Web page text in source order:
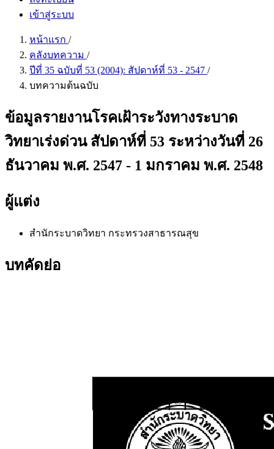
เข้าสู่ระบบ
หน้าแรก /
คลังบทความ /
ปีที่ 35 ฉบับที่ 53 (2004): สัปดาห์ที่ 53 - 2547 /
บทความต้นฉบับ
ข้อมูลรายงานโรคเฝ้าระวังทางระบาด
วิทยาเร่งด่วน สัปดาห์ที่ 53 ระหว่างวันที่ 26
ธันวาคม พ.ศ. 2547 - 1 มกราคม พ.ศ. 2548
ผู้แต่ง
สำนักระบาดวิทยา กระทรวงสาธารณสุข
บทคัดย่อ